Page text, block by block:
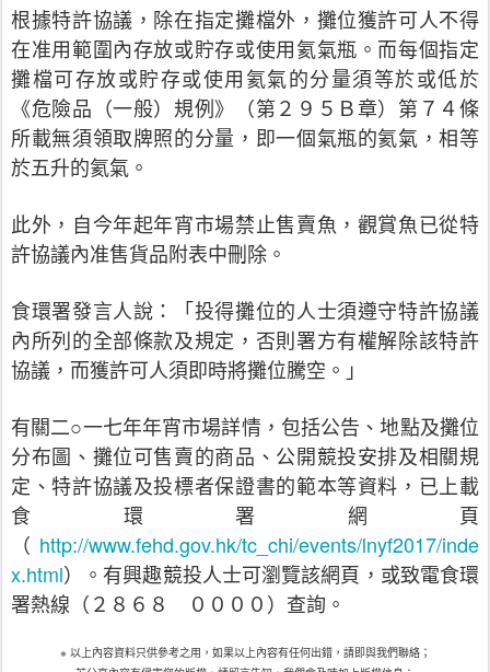
根據特許協議，除在指定攤檔外，攤位獲許可人不得
在准用範圍內存放或貯存或使用氦氣瓶。而每個指定
攤檔可存放或貯存或使用氦氣的分量須等於或低於
《危險品（一般）規例》（第２９５Ｂ章）第７４條
所載無須領取牌照的分量，即一個氣瓶的氦氣，相等
於五升的氦氣。
此外，自今年起年宵市場禁止售賣魚，觀賞魚已從特
許協議內准售貨品附表中刪除。
食環署發言人說：「投得攤位的人士須遵守特許協議
內所列的全部條款及規定，否則署方有權解除該特許
協議，而獲許可人須即時將攤位騰空。」
有關二○一七年年宵市場詳情，包括公告、地點及攤位
分布圖、攤位可售賣的商品、公開競投安排及相關規
定、特許協議及投標者保證書的範本等資料，已上載
食環署網頁
（ http://www.fehd.gov.hk/tc_chi/events/lnyf2017/inde
x.html）。有興趣競投人士可瀏覽該網頁，或致電食環
署熱線（２８６８ ００００）查詢。
※ 以上內容資料只供參考之用，如果以上內容有任何出錯，請即與我們聯絡；